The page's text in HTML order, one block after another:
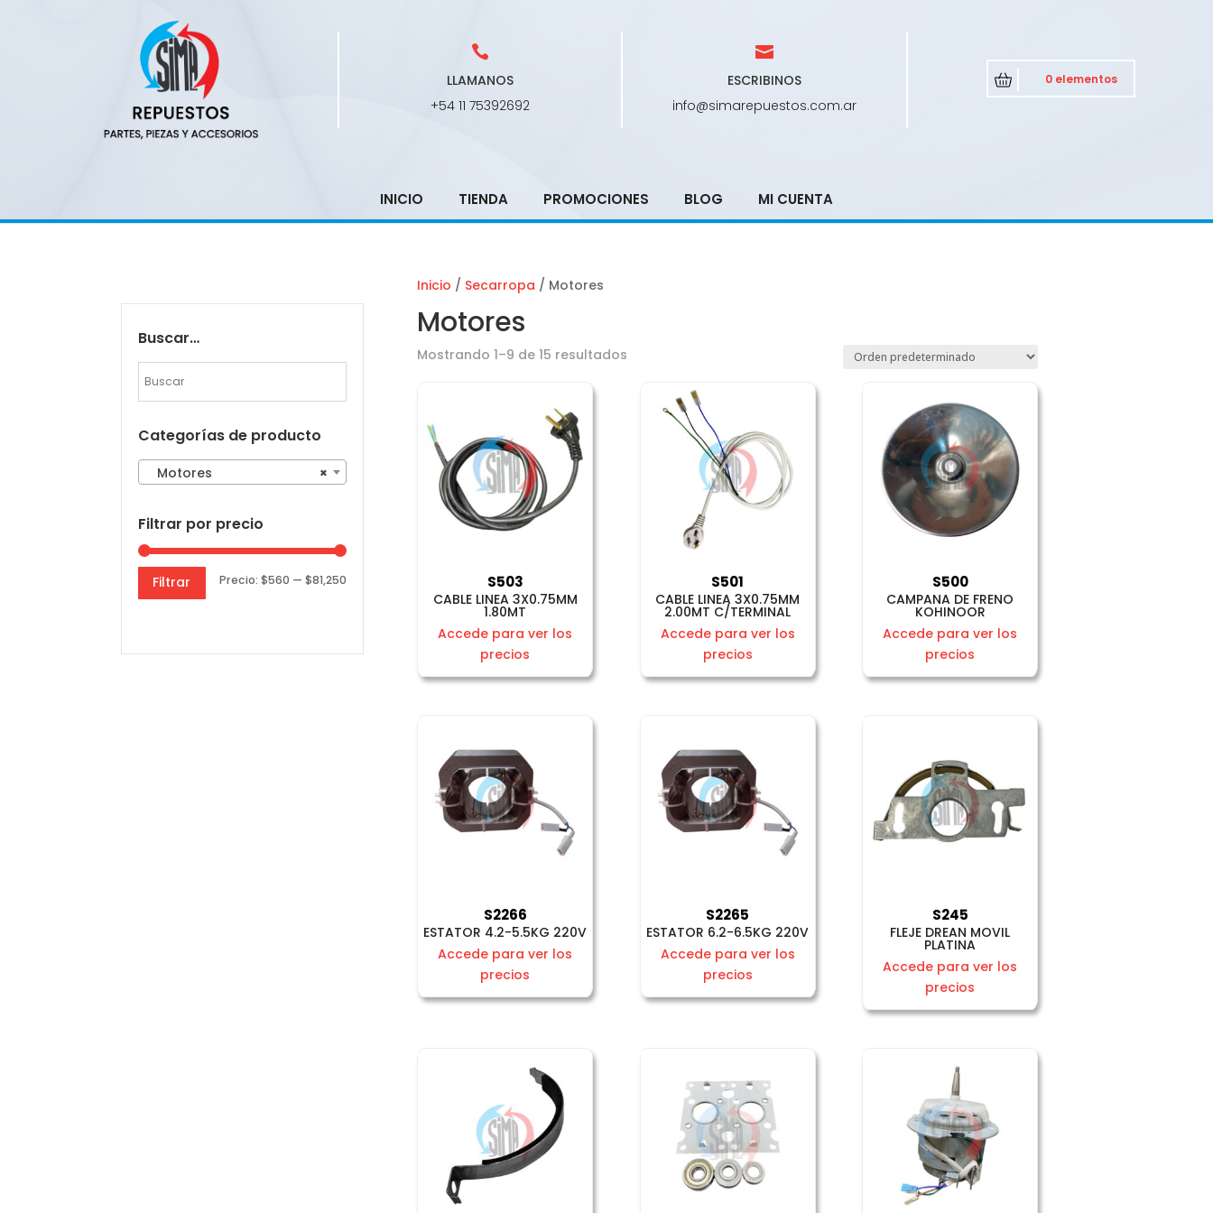
LLAMANOS
+54 11 75392692
ESCRIBINOS
info@simarepuestos.com.ar
0 elementos
INICIO TIENDA PROMOCIONES BLOG MI CUENTA
Inicio / Secarropa / Motores
Motores
Mostrando 1–9 de 15 resultados
S503
CABLE LINEA 3X0.75MM
1.80MT
Accede para ver los
precios
S501
CABLE LINEA 3X0.75MM
2.00MT C/TERMINAL
Accede para ver los
precios
S500
CAMPANA DE FRENO
KOHINOOR
Accede para ver los
precios
S2266
ESTATOR 4.2-5.5KG 220V
Accede para ver los
precios
S2265
ESTATOR 6.2-6.5KG 220V
Accede para ver los
precios
S245
FLEJE DREAN MOVIL
PLATINA
Accede para ver los
precios
Buscar…
Categorías de producto
×
Motores
Filtrar por precio
Filtrar Precio:$560 —$81,250